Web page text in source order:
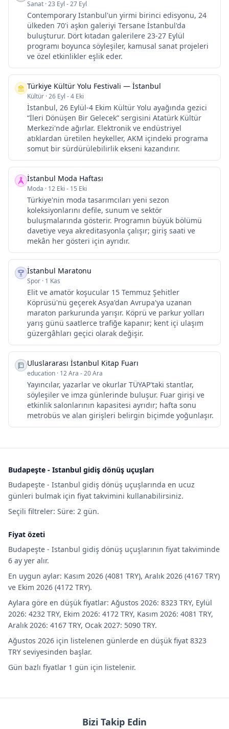
Sanat ·23 Eyl - 27 Eyl
Contemporary Istanbul'un yirmi birinci edisyonu, 24
ülkeden 70'i aşkın galeriyi Tersane İstanbul'da
buluşturur. Dört kıtadan galerilere 23-27 Eylül
programı boyunca söyleşiler, kamusal sanat projeleri
ve özel etkinlikler eşlik eder.
Türkiye Kültür Yolu Festivali — İstanbul
Kültür ·26 Eyl - 4 Eki
İstanbul, 26 Eylül-4 Ekim Kültür Yolu ayağında gezici
“İleri Dönüşen Bir Gelecek” sergisini Atatürk Kültür
Merkezi'nde ağırlar. Elektronik ve endüstriyel
atıklardan üretilen heykeller, AKM içindeki programa
somut bir sürdürülebilirlik ekseni kazandırır.
İstanbul Moda Haftası
Moda · 12 Eki - 15 Eki
Türkiye'nin moda tasarımcıları yeni sezon
koleksiyonlarını defile, sunum ve sektör
buluşmalarında gösterir. Programın büyük bölümü
davetiye veya akreditasyonla çalışır; giriş saati ve
mekân her gösteri için ayrıdır.
İstanbul Maratonu
Spor · 1 Kas
Elit ve amatör koşucular 15 Temmuz Şehitler
Köprüsü'nü geçerek Asya'dan Avrupa'ya uzanan
maraton parkurunda yarışır. Köprü ve parkur yolları
yarış günü saatlerce trafiğe kapanır; kent içi ulaşım
güzergâhları geçici olarak değişir.
Uluslararası İstanbul Kitap Fuarı
education · 12 Ara - 20 Ara
Yayıncılar, yazarlar ve okurlar TÜYAP'taki stantlar,
söyleşiler ve imza günlerinde buluşur. Fuar girişi ve
etkinlik salonlarının kapasitesi ayrıdır; hafta sonu
metrobüs ve alan girişleri belirgin biçimde yoğunlaşır.
Budapeşte - Istanbul gidiş dönüş uçuşları
Budapeşte - Istanbul gidiş dönüş uçuşlarında en ucuz
günleri bulmak için fiyat takvimini kullanabilirsiniz.
Seçili filtreler: Süre: 2 gün.
Fiyat özeti
Budapeşte - Istanbul gidiş dönüş uçuşlarının fiyat takviminde
6 ay yer alır.
En uygun aylar: Kasım 2026 (4081 TRY), Aralık 2026 (4167 TRY)
ve Ekim 2026 (4172 TRY).
Aylara göre en düşük fiyatlar: Ağustos 2026: 8323 TRY, Eylül
2026: 4232 TRY, Ekim 2026: 4172 TRY, Kasım 2026: 4081 TRY,
Aralık 2026: 4167 TRY, Ocak 2027: 5090 TRY.
Ağustos 2026 için listelenen günlerde en düşük fiyat 8323
TRY seviyesinden başlar.
Gün bazlı fiyatlar 1 gün için listelenir.
Bizi Takip Edin